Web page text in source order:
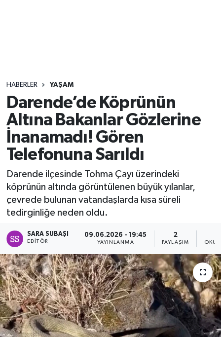
HABERLER YAŞAM
Darende’de Köprünün
Altına Bakanlar Gözlerine
İnanamadı! Gören
Telefonuna Sarıldı
Darende ilçesinde Tohma Çayı üzerindeki
köprünün altında görüntülenen büyük yılanlar,
çevrede bulunan vatandaşlarda kısa süreli
tedirginliğe neden oldu.
SARA SUBAŞI
EDITÖR
09.06.2026 - 19:45
YAYINLANMA
2
PAYLAŞIM
Yaşam